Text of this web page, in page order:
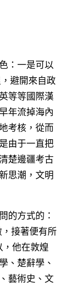
：一是可以
避開來自政
等等國際漢
年流掉海內
考核，從而
由于一直把
楚邊疆考古
思潮，文明
的方式的：
，接著便有所
他在敦煌
、楚辭學、
藝術史、文